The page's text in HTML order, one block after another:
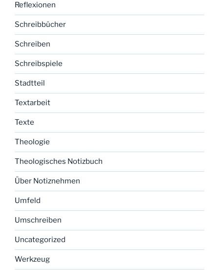
Reflexionen
Schreibbücher
Schreiben
Schreibspiele
Stadtteil
Textarbeit
Texte
Theologie
Theologisches Notizbuch
Über Notiznehmen
Umfeld
Umschreiben
Uncategorized
Werkzeug